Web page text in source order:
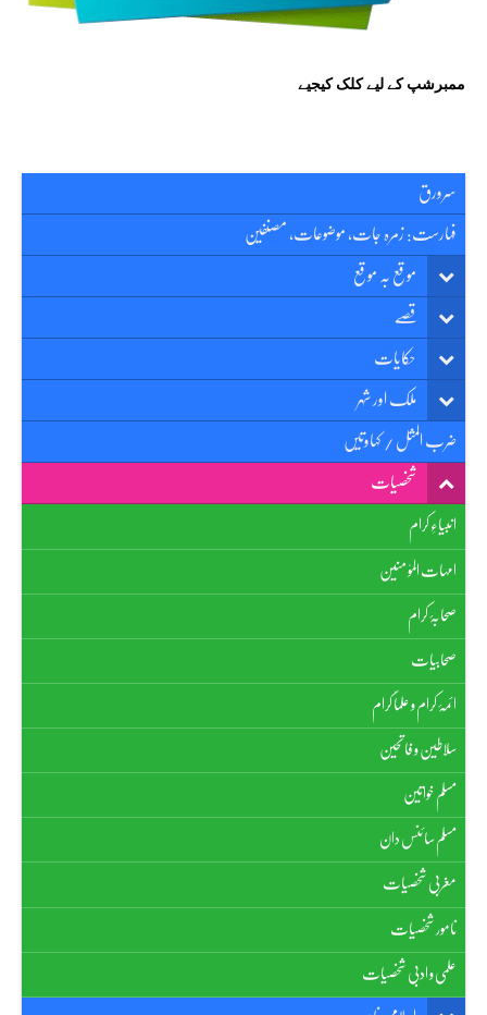
ممبرشپ کے لیے کلک کیجیے
سرورق
فہارست: زمرہ جات، موضوعات، مصنفین
موقع بہ موقع
قصّے
حکایات
ملک اور شہر
ضرب المثل / کہاوتیں
شخصیات
انبیاءِ کرام
امہات الموٗ منین
صحابۂ کرام
صحابیات
ائمۂ کرام و علماٗ کرام
سلاطین و فاتحین
مسلم خواتین
مسلم سائنس دان
مغربی شخصیات
نامور شخصیات
علمی و ادبی شخصیات